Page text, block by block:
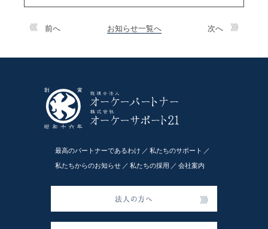
前へ お知らせ一覧へ 次へ
最高のパートナーであるわけ 私たちのサポート
私たちからのお知らせ 私たちの採用 会社案内
法人の方へ